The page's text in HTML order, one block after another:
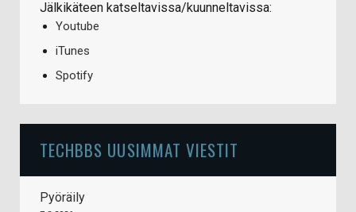
Jälkikäteen katseltavissa/kuunneltavissa:
Youtube
iTunes
Spotify
TECHBBS UUSIMMAT VIESTIT
Pyöräily